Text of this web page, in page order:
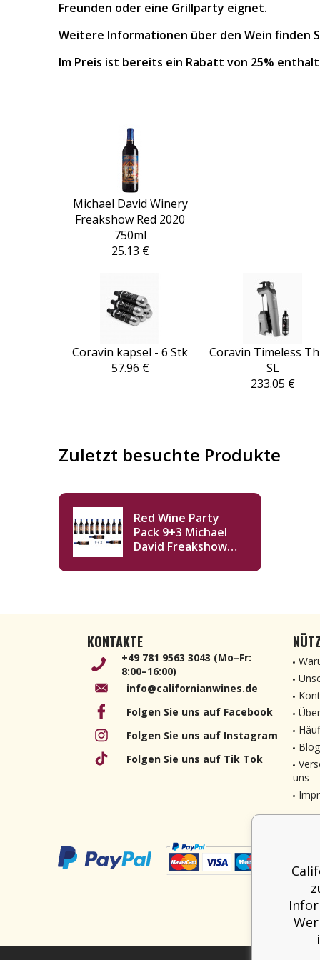
Freunden oder eine Grillparty eignet.
Weitere Informationen über den Wein finden
Im Preis ist bereits ein Rabatt von 25%
Michael David Winery
Freakshow Red 2020
750ml
25.13 €
Coravin kapsel - 6 Stk
57.96 €
Coravin Timeless
SL
233.05 €
Zuletzt besuchte Produkte
Red Wine Party
Pack 9+3 Michael
David Freakshow
KONTAKTE
+49 781 9563 3043 (Mo–Fr:
8:00–16:00)
info@californianwines.de
Folgen Sie uns auf Facebook
Folgen Sie uns auf Instagram
Folgen Sie uns auf Tik Tok
Blog
uns